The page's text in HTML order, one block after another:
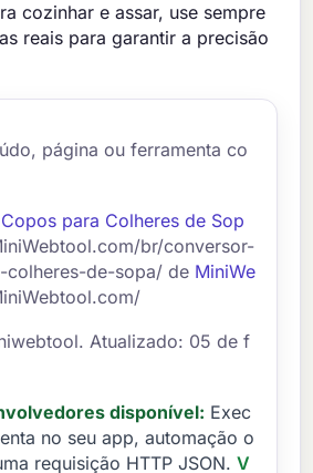
cozinhar e assar, use sempre
reais para garantir a precisão
página ou ferramenta co
para Colheres de Sop
br/conversor-
de-sopa/ de MiniWe
Atualizado: 05 de f
disponível: Exec
no seu app, automação o
requisição HTTP JSON. V